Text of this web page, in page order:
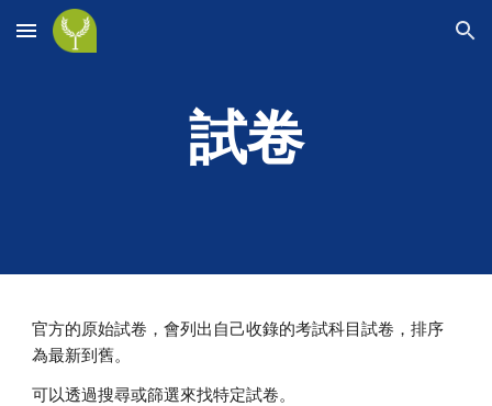
Skip to main content Skip to navigation
試卷
官方的原始試卷，會列出自己收錄的考試科目試卷，排序
為最新到舊。
可以透過搜尋或篩選來找特定試卷。